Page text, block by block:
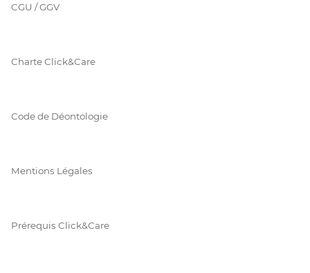
CGU / GGV
Charte Click&Care
Code de Déontologie
Mentions Légales
Prérequis Click&Care